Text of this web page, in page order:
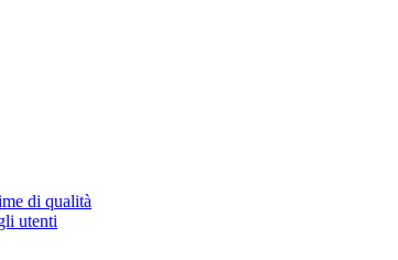
di qualità
utenti